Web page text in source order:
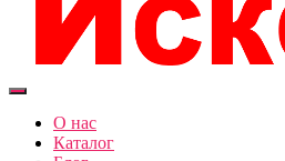
Переключить
навигацию
О нас
Каталог